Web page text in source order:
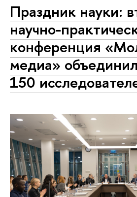
Праздник науки:
научно-
конференция
медиа»
150